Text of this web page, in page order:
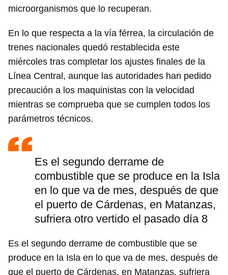
Guardar como favorito
Para poder guardar como favorito, primero has de
INICIAR SESIÓN CANCELAR
microorganismos que lo recuperan.
En lo que respecta a la vía férrea, la circulación de
trenes nacionales quedó restablecida este
miércoles tras completar los ajustes finales de la
Línea Central, aunque las autoridades han pedido
precaución a los maquinistas con la velocidad
mientras se comprueba que se cumplen todos los
parámetros técnicos.
Es el segundo derrame de
combustible que se produce en la Isla
en lo que va de mes, después de que
el puerto de Cárdenas, en Matanzas,
sufriera otro vertido el pasado día 8
Es el segundo derrame de combustible que se
produce en la Isla en lo que va de mes, después de
que el puerto de Cárdenas, en Matanzas, sufriera